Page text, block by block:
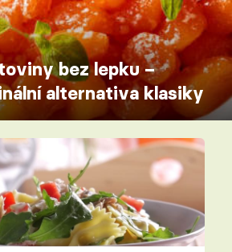
bez lepku –
alternativa klasiky